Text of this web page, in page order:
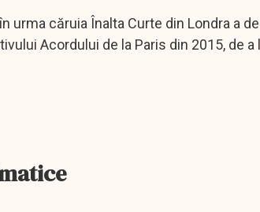
căruia Înalta Curte din Londra a
Acordului de la Paris din 2015, de